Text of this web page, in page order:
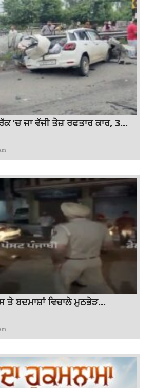
‘ਚ ਜਾ ਵੱਜੀ ਤੇਜ਼ ਰਫਤਾਰ ਕਾਰ, 3...
ਤੇ ਬਦਮਾਸ਼ਾਂ ਵਿਚਾਲੇ ਮੁਠਭੇੜ...